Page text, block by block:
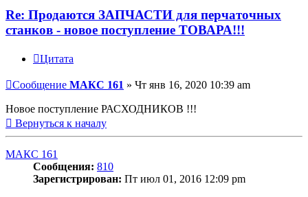
Re: Продаются ЗАПЧАСТИ для перчаточных
станков - новое поступление ТОВАРА!!!
Цитата
Сообщение МАКС 161 » Чт янв 16, 2020 10:39 am
Новое поступление РАСХОДНИКОВ !!!
Вернуться к началу
МАКС 161
Сообщения: 810
Зарегистрирован: Пт июл 01, 2016 12:09 pm